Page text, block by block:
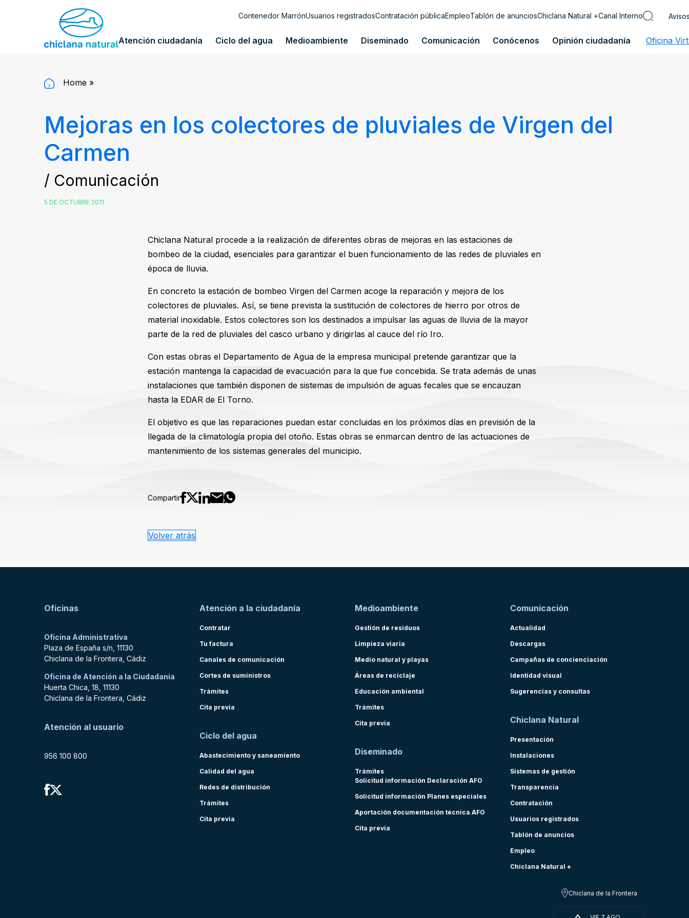
Contenedor MarrónUsuarios registradosContratación públicaEmpleoTablón de anunciosChiclana Natural +Canal Interno
Atención ciudadanía Ciclo del agua Medioambiente Diseminado Comunicación Conócenos Opinión ciudadanía Oficina
Home »
Mejoras en los colectores de pluviales de Virgen del
Carmen
/ Comunicación
5 DE OCTUBRE 2011
Chiclana Natural procede a la realización de diferentes obras de mejoras en las estaciones de
bombeo de la ciudad, esenciales para garantizar el buen funcionamiento de las redes de pluviales en
época de lluvia.
En concreto la estación de bombeo Virgen del Carmen acoge la reparación y mejora de los
colectores de pluviales. Así, se tiene prevista la sustitución de colectores de hierro por otros de
material inoxidable. Estos colectores son los destinados a impulsar las aguas de lluvia de la mayor
parte de la red de pluviales del casco urbano y dirigirlas al cauce del río Iro.
Con estas obras el Departamento de Agua de la empresa municipal pretende garantizar que la
estación mantenga la capacidad de evacuación para la que fue concebida. Se trata además de unas
instalaciones que también disponen de sistemas de impulsión de aguas fecales que se encauzan
hasta la EDAR de El Torno.
El objetivo es que las reparaciones puedan estar concluidas en los próximos días en previsión de la
llegada de la climatología propia del otoño. Estas obras se enmarcan dentro de las actuaciones de
mantenimiento de los sistemas generales del municipio.
Compartir
Volver atrás
Oficinas
Oficina Administrativa
Plaza de España s/n, 11130
Chiclana de la Frontera, Cádiz
Oficina de Atención a la Ciudadanía
Huerta Chica, 18, 11130
Chiclana de la Frontera, Cádiz
Atención al usuario
956 100 800
Atención a la ciudadanía
Contratar
Tu factura
Canales de comunicación
Cortes de suministros
Trámites
Cita previa
Ciclo del agua
Abastecimiento y saneamiento
Calidad del agua
Redes de distribución
Trámites
Cita previa
Medioambiente
Gestión de residuos
Limpieza viaria
Medio natural y playas
Áreas de reciclaje
Educación ambiental
Trámites
Cita previa
Diseminado
Trámites
Solicitud información Declaración AFO
Solicitud información Planes especiales
Aportación documentación técnica AFO
Cita previa
Comunicación
Actualidad
Descargas
Campañas de concienciación
Identidad visual
Sugerencias y consultas
Chiclana Natural
Presentación
Instalaciones
Sistemas de gestión
Transparencia
Contratación
Usuarios registrados
Tablón de anuncios
Empleo
Chiclana Natural +
Chiclana de la Frontera